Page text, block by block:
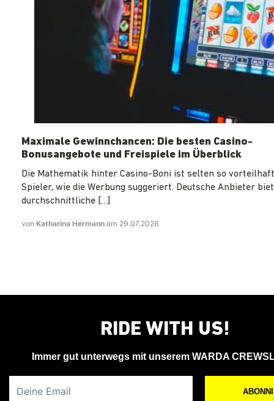
Maximale Gewinnchancen: Die besten Casino-
Bonusangebote und Freispiele im Überblick
Die Mathematik hinter Casino-Boni ist selten so
Spieler, wie die Werbung suggeriert. Deutsche Anbieter
durchschnittliche […]
von Katharina Hermann am 29.07.2026
RIDE WITH US!
Immer gut unterwegs mit unserem WARDA